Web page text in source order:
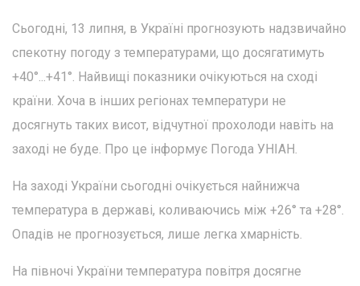
Сьогодні, 13 липня, в Україні прогнозують надзвичайно
спекотну погоду з температурами, що досягатимуть
+40°...+41°. Найвищі показники очікуються на сході
країни. Хоча в інших регіонах температури не
досягнуть таких висот, відчутної прохолоди навіть на
заході не буде. Про це інформує Погода УНІАН.
На заході України сьогодні очікується найнижча
температура в державі, коливаючись між +26° та +28°.
Опадів не прогнозується, лише легка хмарність.
На півночі України температура повітря досягне